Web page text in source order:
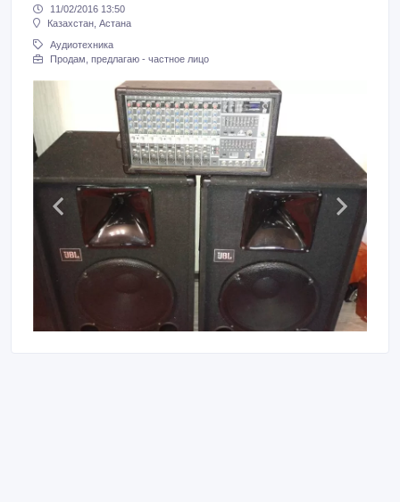
11/02/2016 13:50
Казахстан, Астана
Аудиотехника
Продам, предлагаю - частное лицо